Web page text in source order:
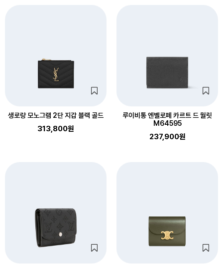
생로랑 모노그램 2단 지갑 블랙 골드
313,800원
루이비통 엔벨로페 카르트 드 월릿
M64595
237,900원